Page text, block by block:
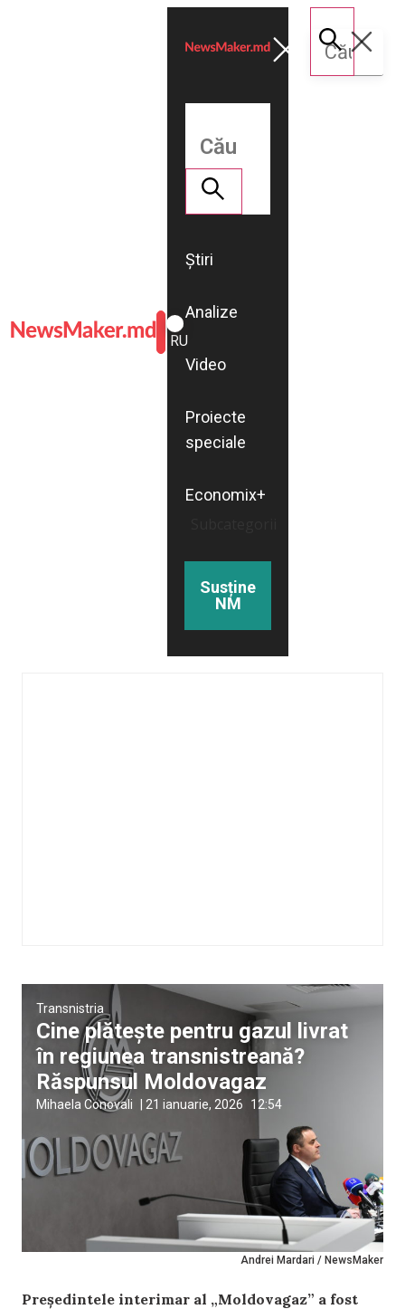
ROMÂNĂ
RU
Știri
Analize
Video
Proiecte
speciale
Economix+
Susține
NM
Andrei Mardari / NewsMaker
Transnistria
Cine plătește pentru gazul livrat
în regiunea transnistreană?
Răspunsul Moldovagaz
Mihaela Conovali 21 ianuarie, 2026 12:54
Președintele interimar al „Moldovagaz” a fost